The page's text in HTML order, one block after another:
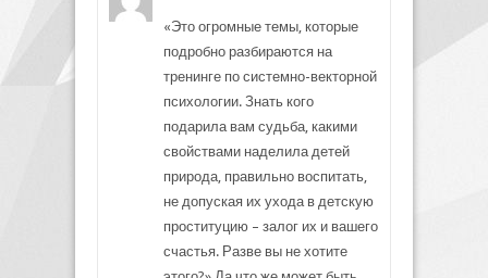
«Это огромные темы, которые
подробно разбираются на
тренинге по системно-векторной
психологии. Знать кого
подарила вам судьба, какими
свойствами наделила детей
природа, правильно воспитать,
не допуская их ухода в детскую
проституцию – залог их и вашего
счастья. Разве вы не хотите